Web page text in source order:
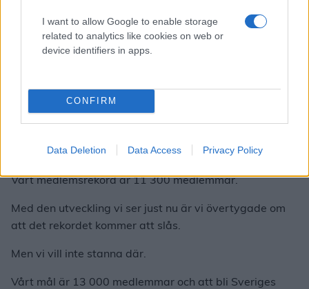
I want to allow Google to enable storage
related to analytics like cookies on web or
device identifiers in apps.
CONFIRM
Data Deletion Data Access Privacy Policy
och världen.
Till alla er som redan blivit medlemmar –
både på och utanför isen.
medlemsrekord
Vårt medlemsrekord är 11 300 medlemmar.
Med den utveckling vi ser just nu är vi övertygade om
att det rekordet kommer att slås.
Men vi vill inte stanna där.
Vårt mål är 13 000 medlemmar och att bli Sveriges